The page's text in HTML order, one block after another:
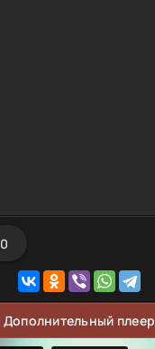
0
Дополнительный плеер